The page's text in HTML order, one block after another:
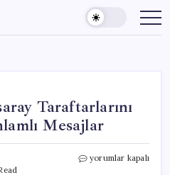
Taraftarlarını
Mesajlar
Icardi’den
yorumlar kapalı